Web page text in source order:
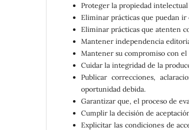
Proteger la propiedad
Eliminar prácticas que puedan
Eliminar prácticas que atenten
Mantener independencia
Mantener su compromiso con
Cuidar la integridad de la
Publicar correcciones,
oportunidad debida.
Garantizar que, el proceso de
Cumplir la decisión de
Explicitar las condiciones de